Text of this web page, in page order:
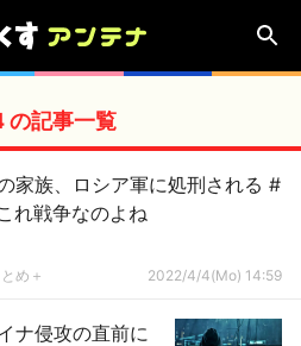
記事一覧
家族、ロシア軍に処刑される #
けどこれ戦争なのよね
め＋ 2022/4/4(Mo) 14:59
ナ侵攻の直前に